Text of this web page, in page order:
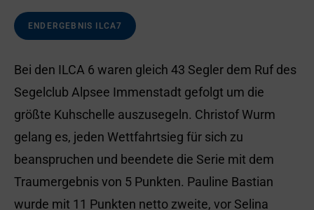
ENDERGEBNIS ILCA7
Bei den ILCA 6 waren gleich 43 Segler dem Ruf des
Segelclub Alpsee Immenstadt gefolgt um die
größte Kuhschelle auszusegeln. Christof Wurm
gelang es, jeden Wettfahrtsieg für sich zu
beanspruchen und beendete die Serie mit dem
Traumergebnis von 5 Punkten. Pauline Bastian
wurde mit 11 Punkten netto zweite, vor Selina